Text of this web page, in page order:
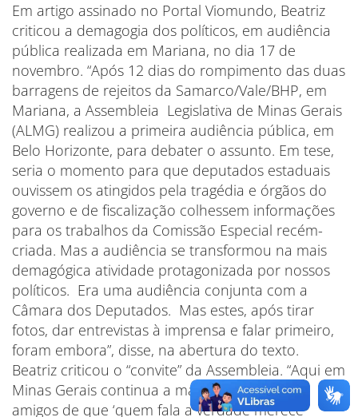
Em artigo assinado no Portal Viomundo, Beatriz
criticou a demagogia dos políticos, em audiência
pública realizada em Mariana, no dia 17 de
novembro. “Após 12 dias do rompimento das duas
barragens de rejeitos da Samarco/Vale/BHP, em
Mariana, a Assembleia Legislativa de Minas Gerais
(ALMG) realizou a primeira audiência pública, em
Belo Horizonte, para debater o assunto. Em tese,
seria o momento para que deputados estaduais
ouvissem os atingidos pela tragédia e órgãos do
governo e de fiscalização colhessem informações
para os trabalhos da Comissão Especial recém-
criada. Mas a audiência se transformou na mais
demagógica atividade protagonizada por nossos
políticos. Era uma audiência conjunta com a
Câmara dos Deputados. Mas estes, após tirar
fotos, dar entrevistas à imprensa e falar primeiro,
foram embora”, disse, na abertura do texto.
Beatriz criticou o “convite” da Assembleia. “Aqui em
Minas Gerais continua a máxima do PSDB e
amigos de que ‘quem fala a verdade merece